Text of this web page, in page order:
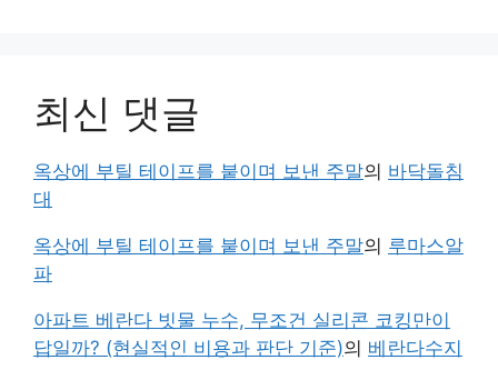
최신 댓글
옥상에 부틸 테이프를 붙이며 보낸 주말의 바닥돌침
대
옥상에 부틸 테이프를 붙이며 보낸 주말의 루마스알
파
아파트 베란다 빗물 누수, 무조건 실리콘 코킹만이
답일까? (현실적인 비용과 판단 기준)의 베란다수지